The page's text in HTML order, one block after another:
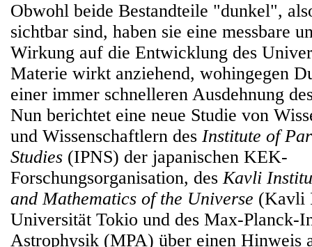
Obwohl beide Bestandteile "dunkel",
sichtbar sind, haben sie eine messbare
Wirkung auf die Entwicklung des
Materie wirkt anziehend, wohingegen
einer immer schnelleren Ausdehnung
Nun berichtet eine neue Studie von
und Wissenschaftlern des Institute of
Studies (IPNS) der japanischen KEK-
Forschungsorganisation, desKavli
and Mathematics of the Universe (Kavli
Universität Tokio und des Max-Planck-
Astrophysik (MPA) über einen Hinweis